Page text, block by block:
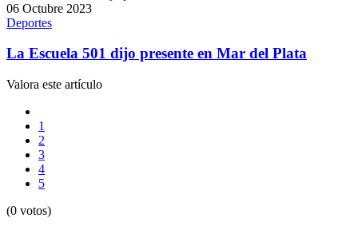
06 Octubre 2023
Deportes
La Escuela 501 dijo presente en Mar del Plata
Valora este artículo
1
2
3
4
5
(0 votos)